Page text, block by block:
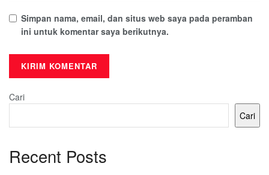
Simpan nama, email, dan situs web saya pada peramban
ini untuk komentar saya berikutnya.
Cari
Cari
Recent Posts